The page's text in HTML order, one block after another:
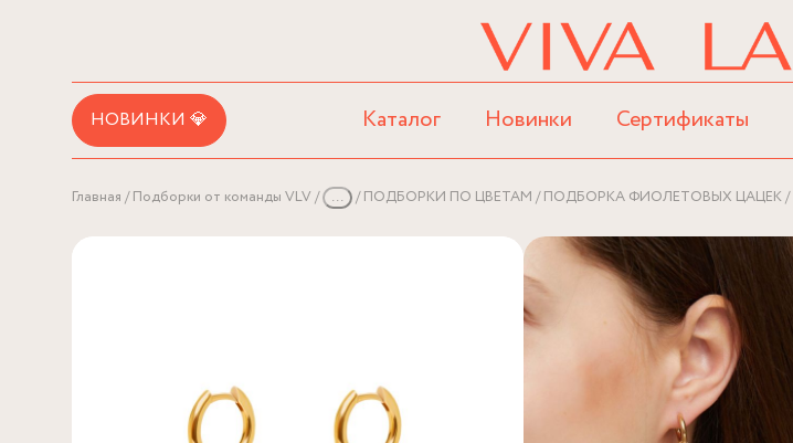
НОВИНКИ 💎 Каталог Новинки Сертификаты
Главная Подборки от команды VLV ... ПОДБОРКИ ПО ЦВЕТАМ ПОДБОРКА ФИОЛЕТОВЫХ ЦАЦЕК